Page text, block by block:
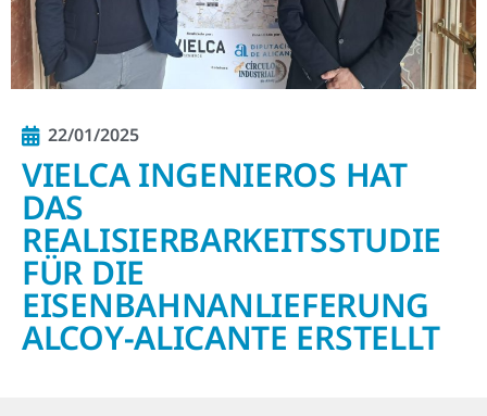
22/01/2025
VIELCA INGENIEROS HAT
DAS
REALISIERBARKEITSSTUDIE
FÜR DIE
EISENBAHNANLIEFERUNG
ALCOY-ALICANTE ERSTELLT